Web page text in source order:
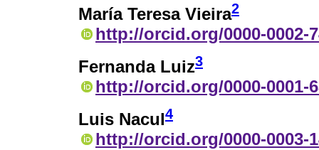
María Teresa Vieira2
http://orcid.org/0000-0002-
Fernanda Luiz3
http://orcid.org/0000-0001-
Luis Nacul4
http://orcid.org/0000-0003-